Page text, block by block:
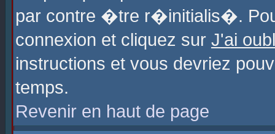
par contre �tre r�initialis�.
connexion et cliquez sur J'ai
instructions et vous devriez
temps.
Revenir en haut de page